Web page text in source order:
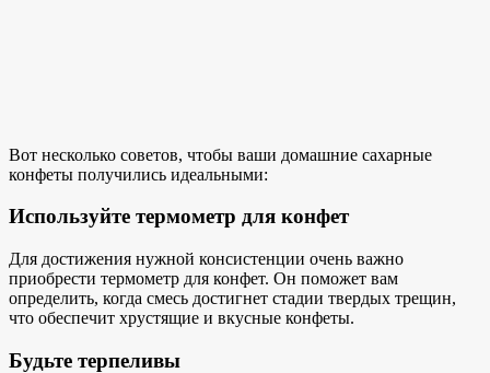
Вот несколько советов, чтобы ваши домашние сахарные
конфеты получились идеальными:
Используйте термометр для конфет
Для достижения нужной консистенции очень важно
приобрести термометр для конфет. Он поможет вам
определить, когда смесь достигнет стадии твердых трещин,
что обеспечит хрустящие и вкусные конфеты.
Будьте терпеливы